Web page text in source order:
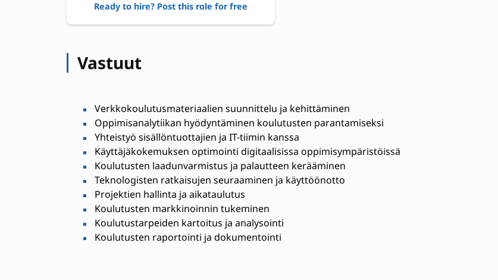
Ready to hire? Post this role for free
Vastuut
Verkkokoulutusmateriaalien suunnittelu ja kehittäminen
Oppimisanalytiikan hyödyntäminen koulutusten parantamiseksi
Yhteistyö sisällöntuottajien ja IT-tiimin kanssa
Käyttäjäkokemuksen optimointi digitaalisissa oppimisympäristöissä
Koulutusten laadunvarmistus ja palautteen kerääminen
Teknologisten ratkaisujen seuraaminen ja käyttöönotto
Projektien hallinta ja aikataulutus
Koulutusten markkinoinnin tukeminen
Koulutustarpeiden kartoitus ja analysointi
Koulutusten raportointi ja dokumentointi